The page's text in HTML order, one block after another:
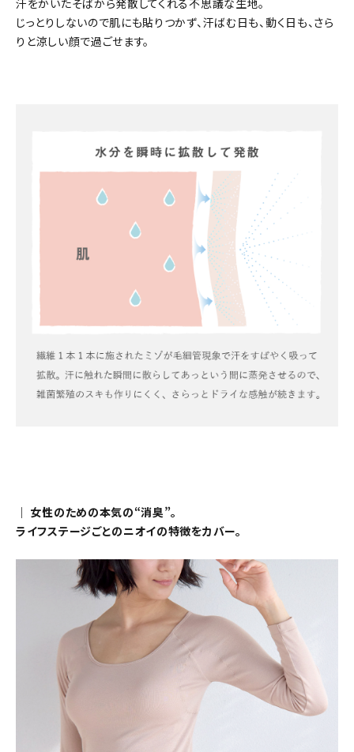
汗をかいたそばから発散してくれる不思議な生地。
じっとりしないので肌にも貼りつかず、汗ばむ日も、動く日も、さら
りと涼しい顔で過ごせます。
｜ 女性のための本気の“消臭”。
ライフステージごとのニオイの特徴をカバー。